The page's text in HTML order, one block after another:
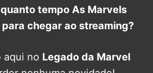
quanto tempo As Marvels
chegar ao streaming?
aqui no Legado da Marvel